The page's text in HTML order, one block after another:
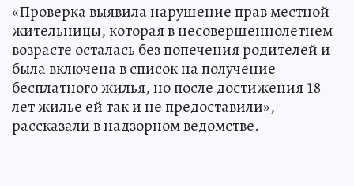
«Проверка выявила нарушение прав местной
жительницы, которая в несовершеннолетнем
возрасте осталась без попечения родителей и
была включена в список на получение
бесплатного жилья, но после достижения 18
лет жилье ей так и не предоставили», –
рассказали в надзорном ведомстве.